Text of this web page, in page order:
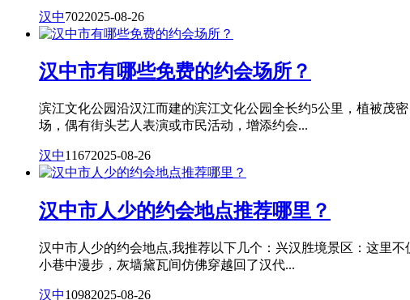
汉中7022025-08-26
汉中市有哪些免费的约会场所？
滨江文化公园沿汉江而建的滨江文化公园全长约5公里，植被茂
场，偶有街头艺人表演或市民活动，增添约会...
汉中11672025-08-26
汉中市人少的约会地点推荐哪里？
汉中市人少的约会地点,我推荐以下几个：兴汉胜境景区：这里
小巷中漫步，灰墙黛瓦间仿佛穿越回了汉代...
汉中10982025-08-26